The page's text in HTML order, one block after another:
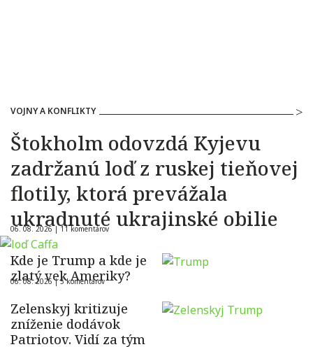
VOJNY A KONFLIKTY
Štokholm odovzdá Kyjevu
zadržanú loď z ruskej tieňovej
flotily, ktorá prevážala
ukradnuté ukrajinské obilie
06. 08. 2026 |11 komentárov
Kde je Trump a kde je
zlatý vek Ameriky?
06. 08. 2026 |5 komentárov
Zelenskyj kritizuje
zníženie dodávok
Patriotov. Vidí za tým